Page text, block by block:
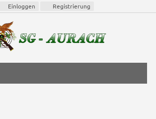
Einloggen Registrierung